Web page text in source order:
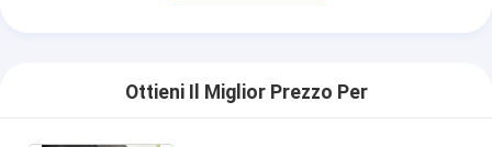
Ottieni Il Miglior Prezzo Per